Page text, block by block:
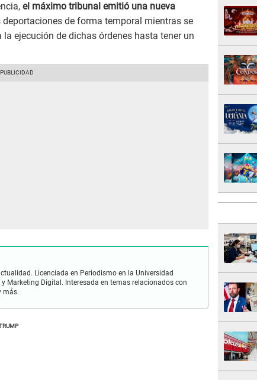
el máximo tribunal emitió una nueva
de forma temporal mientras se
ejecución de dichas órdenes hasta tener un
Licenciada en Periodismo en la Universidad
Marketing Digital. Interesada en temas relacionados con
más.